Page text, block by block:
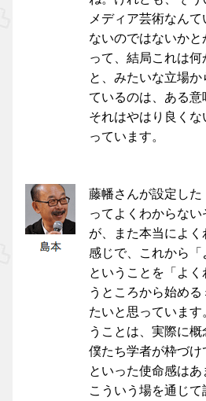
メディア芸術なん
ないのではないか
って、結局これは何
と、みたいな立場
ているのは、ある意
それはやはり良く
っています。
藤幡さんが設定した
ってよくわからな
が、また本当によく
感じで、これから「
ということを「よ
うところから始め
たいと思っていま
うことは、実際に概
僕たち学者が枠づ
といった使命感はあ
こういう場を通じて